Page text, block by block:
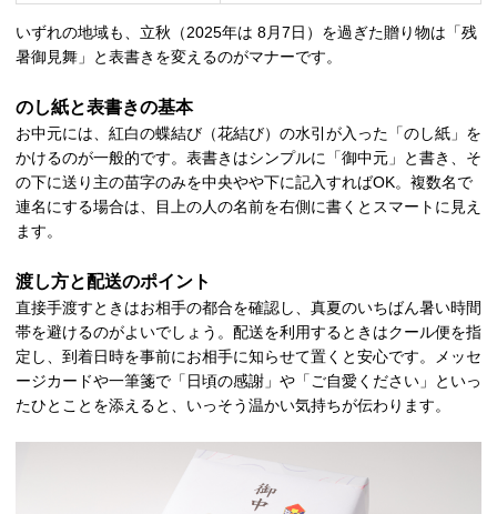
いずれの地域も、立秋（2025年は 8月7日）を過ぎた贈り物は「残
暑御見舞」と表書きを変えるのがマナーです。
のし紙と表書きの基本
お中元には、紅白の蝶結び（花結び）の水引が入った「のし紙」を
かけるのが一般的です。表書きはシンプルに「御中元」と書き、そ
の下に送り主の苗字のみを中央やや下に記入すればOK。複数名で
連名にする場合は、目上の人の名前を右側に書くとスマートに見え
ます。
渡し方と配送のポイント
直接手渡すときはお相手の都合を確認し、真夏のいちばん暑い時間
帯を避けるのがよいでしょう。配送を利用するときはクール便を指
定し、到着日時を事前にお相手に知らせて置くと安心です。メッセ
ージカードや一筆箋で「日頃の感謝」や「ご自愛ください」といっ
たひとことを添えると、いっそう温かい気持ちが伝わります。